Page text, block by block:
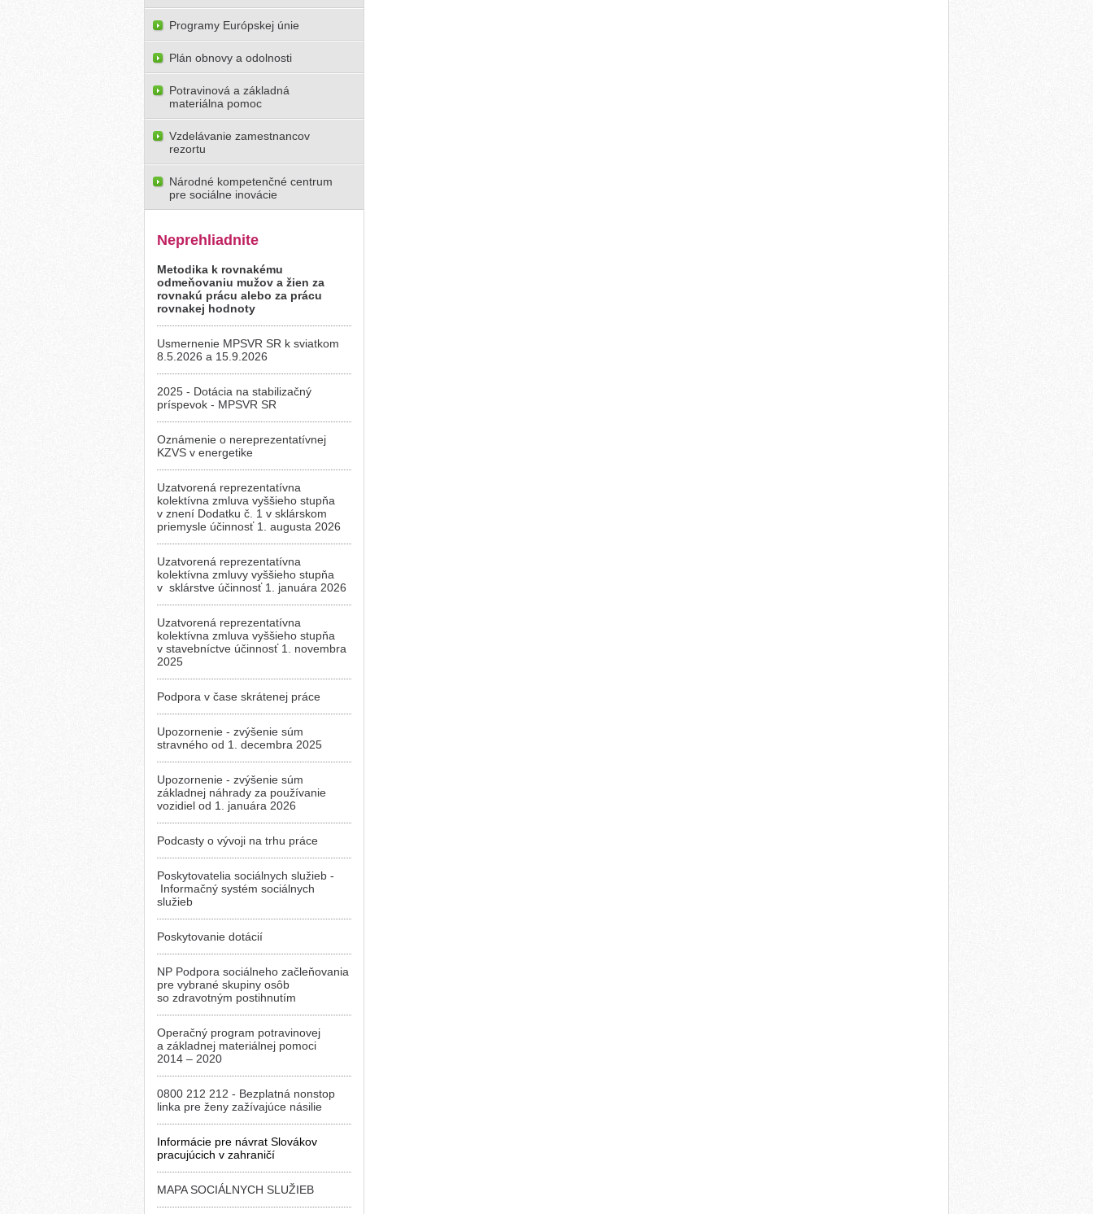
Programy Európskej únie
Plán obnovy a odolnosti
Potravinová a základná
materiálna pomoc
Vzdelávanie zamestnancov
rezortu
Národné kompetenčné centrum
pre sociálne inovácie
Neprehliadnite
Metodika k rovnakému
odmeňovaniu mužov a žien za
rovnakú prácu alebo za prácu
rovnakej hodnoty
Usmernenie MPSVR SR k sviatkom
8.5.2026 a 15.9.2026
2025 - Dotácia na stabilizačný
príspevok - MPSVR SR
Oznámenie o nereprezentatívnej
KZVS v energetike
Uzatvorená reprezentatívna
kolektívna zmluva vyššieho stupňa
v znení Dodatku č. 1 v sklárskom
priemysle účinnosť 1. augusta 2026
Uzatvorená reprezentatívna
kolektívna zmluvy vyššieho stupňa
v sklárstve účinnosť 1. januára 2026
Uzatvorená reprezentatívna
kolektívna zmluva vyššieho stupňa
v stavebníctve účinnosť 1. novembra
2025
Podpora v čase skrátenej práce
Upozornenie - zvýšenie súm
stravného od 1. decembra 2025
Upozornenie - zvýšenie súm
základnej náhrady za používanie
vozidiel od 1. januára 2026
Podcasty o vývoji na trhu práce
Poskytovatelia sociálnych služieb -
Informačný systém sociálnych
služieb
Poskytovanie dotácií
NP Podpora sociálneho začleňovania
pre vybrané skupiny osôb
so zdravotným postihnutím
Operačný program potravinovej
a základnej materiálnej pomoci
2014 – 2020
0800 212 212 - Bezplatná nonstop
linka pre ženy zažívajúce násilie
Informácie pre návrat Slovákov
pracujúcich v zahraničí
MAPA SOCIÁLNYCH SLUŽIEB